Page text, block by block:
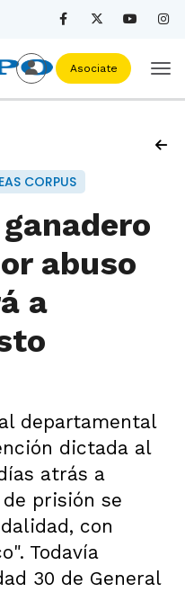
Asociate
CORPUS
abuso
a
departamental
dictada al
atrás a
prisión se
con
Todavía
30 de General